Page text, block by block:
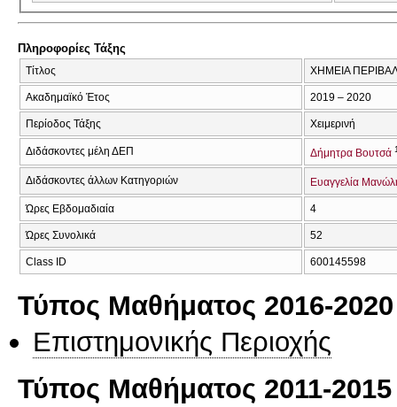
Πληροφορίες Τάξης
Τίτλος ΧΗΜΕΙΑ
Ακαδημαϊκό Έτος 2019 – 2020
Περίοδος Τάξης Χειμερινή
Διδάσκοντες μέλη ΔΕΠ Δήμητρα Βουτσά
Διδάσκοντες άλλων Κατηγοριών Ευαγγελία
Ώρες Εβδομαδιαία 4
Ώρες Συνολικά 52
Class ID 600145598
Τύπος Μαθήματος 2016-2020
Επιστημονικής Περιοχής
Τύπος Μαθήματος 2011-2015